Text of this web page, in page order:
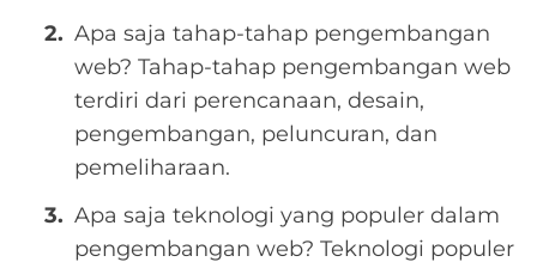
Apa saja tahap-tahap pengembangan
web? Tahap-tahap pengembangan web
terdiri dari perencanaan, desain,
pengembangan, peluncuran, dan
pemeliharaan.
Apa saja teknologi yang populer dalam
pengembangan web? Teknologi populer